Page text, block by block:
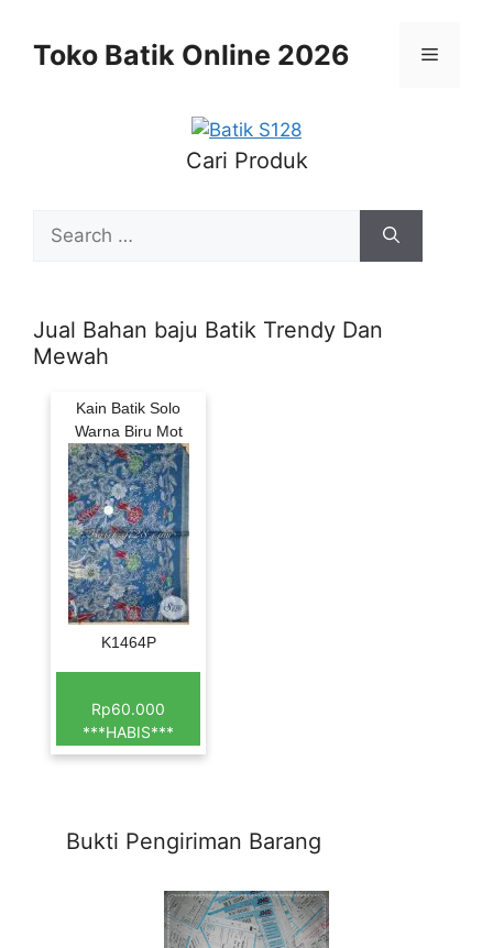
contentToko Batik Online 2026 Menu
Cari Produk
for:
Jual Bahan baju Batik Trendy Dan
Mewah
Kain Batik Solo
Warna Biru Mot
K1464P
Rp60.000
***HABIS***
Bukti Pengiriman Barang